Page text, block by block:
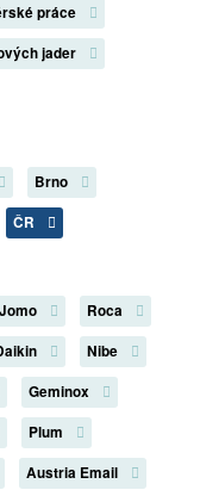
práce
jader
Brno
ČR
Jomo
Roca
Nibe
Geminox
Plum
Austria Email